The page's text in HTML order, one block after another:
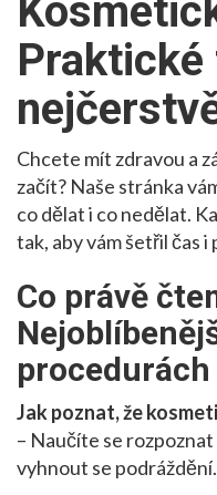
Praktické
Chcete mít zdravou a
začít? Naše stránka
co dělat i co nedělat.
tak, aby vám šetřil čas i
Co právě
procedurách
Jak poznat, že
– Naučíte se
vyhnout se